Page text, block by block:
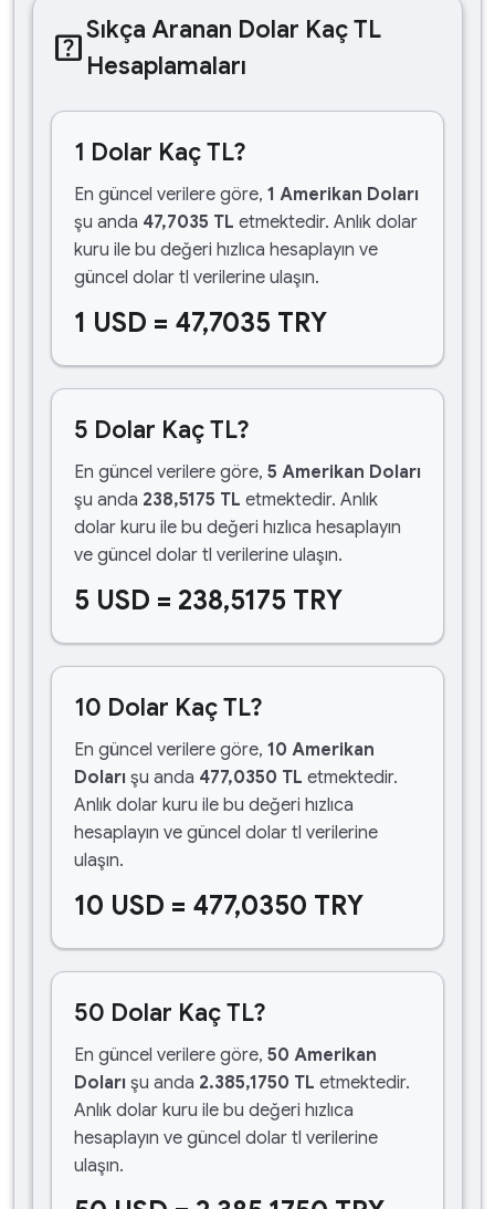
help_centerSıkça Aranan Dolar Kaç TL
Hesaplamaları
1 Dolar Kaç TL?
En güncel verilere göre, 1 Amerikan Doları
şu anda 47,7035 TL etmektedir. Anlık dolar
kuru ile bu değeri hızlıca hesaplayın ve
güncel dolar tl verilerine ulaşın.
1 USD = 47,7035 TRY
5 Dolar Kaç TL?
En güncel verilere göre, 5 Amerikan Doları
şu anda 238,5175 TL etmektedir. Anlık
dolar kuru ile bu değeri hızlıca hesaplayın
ve güncel dolar tl verilerine ulaşın.
5 USD = 238,5175 TRY
10 Dolar Kaç TL?
En güncel verilere göre, 10 Amerikan
Doları şu anda 477,0350 TL etmektedir.
Anlık dolar kuru ile bu değeri hızlıca
hesaplayın ve güncel dolar tl verilerine
ulaşın.
10 USD = 477,0350 TRY
50 Dolar Kaç TL?
En güncel verilere göre, 50 Amerikan
Doları şu anda 2.385,1750 TL etmektedir.
Anlık dolar kuru ile bu değeri hızlıca
hesaplayın ve güncel dolar tl verilerine
ulaşın.